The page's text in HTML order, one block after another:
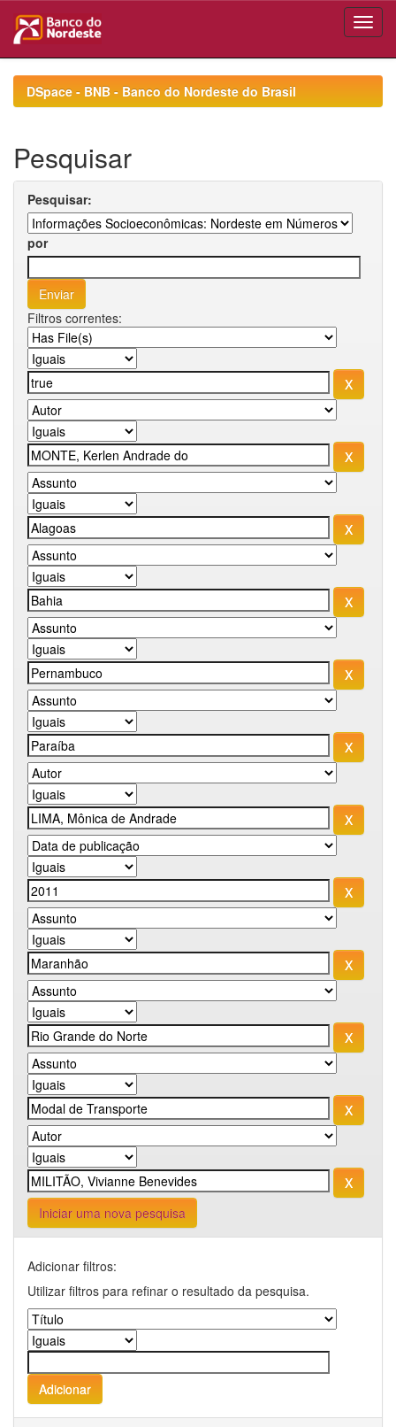
navigationDSpace - BNB - Banco do Nordeste do Brasil
Pesquisar
Pesquisar:
por
Filtros correntes:
Iniciar uma nova pesquisa
Adicionar filtros:
Utilizar filtros para refinar o resultado da pesquisa.